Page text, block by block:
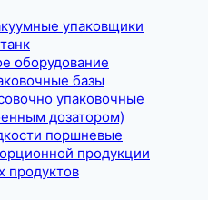
упаковщики
оборудование
базы
упаковочные
дозатором)
поршневые
продукции
продуктов